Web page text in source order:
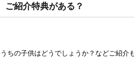
ご紹介特典がある？
うちの子供はどうでしょうか？などご紹介